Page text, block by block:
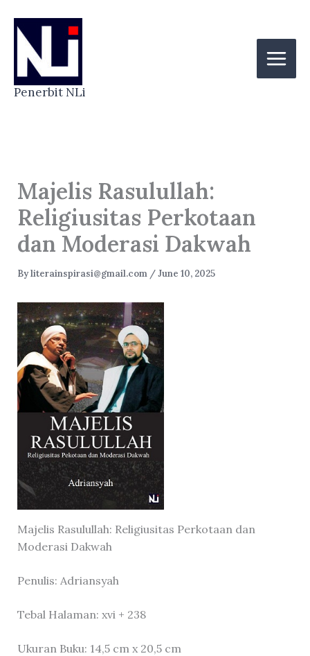
content
Penerbit NLi
Majelis Rasulullah:
Religiusitas Perkotaan
dan Moderasi Dakwah
Byliterainspirasi@gmail.com /June 10, 2025
Majelis Rasulullah: Religiusitas Perkotaan dan
Moderasi Dakwah
Penulis: Adriansyah
Tebal Halaman: xvi + 238
Ukuran Buku: 14,5 cm x 20,5 cm